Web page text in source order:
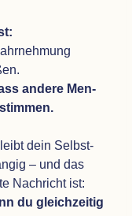
andere Men­
dein Selbst­
– und das
Nach­richt ist:
du gleich­zei­tig